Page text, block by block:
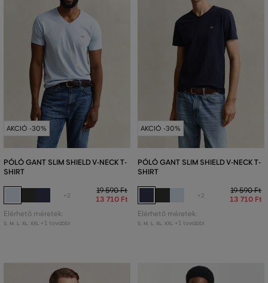
AKCIÓ -30%
PÓLÓ GANT SLIM SHIELD V-NECK T-
SHIRT
+2
19 590 Ft
13 710 Ft
Elérhető méretek:
S, M L XL XXL +1 további
AKCIÓ -30%
PÓLÓ GANT SLIM SHIELD V-NECK T-
SHIRT
+2
19 590 Ft
13 710 Ft
Elérhető méretek:
S, M L XL XXL +1 további